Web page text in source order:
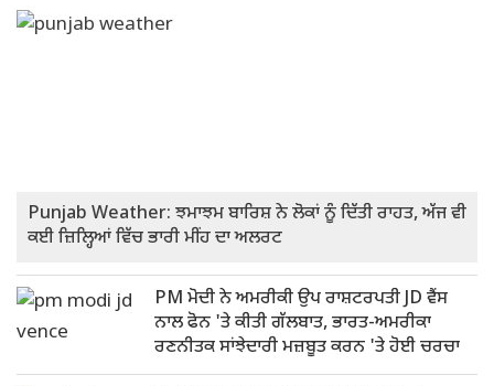
Punjab Weather: ਝਮਾਝਮ ਬਾਰਿਸ਼ ਨੇ ਲੋਕਾਂ ਨੂੰ ਦਿੱਤੀ ਰਾਹਤ, ਅੱਜ ਵੀ
ਕਈ ਜ਼ਿਲ੍ਹਿਆਂ ਵਿੱਚ ਭਾਰੀ ਮੀਂਹ ਦਾ ਅਲਰਟ
PM ਮੋਦੀ ਨੇ ਅਮਰੀਕੀ ਉਪ ਰਾਸ਼ਟਰਪਤੀ JD ਵੈਂਸ
ਨਾਲ ਫੋਨ 'ਤੇ ਕੀਤੀ ਗੱਲਬਾਤ, ਭਾਰਤ-ਅਮਰੀਕਾ
ਰਣਨੀਤਕ ਸਾਂਝੇਦਾਰੀ ਮਜ਼ਬੂਤ ਕਰਨ 'ਤੇ ਹੋਈ ਚਰਚਾ